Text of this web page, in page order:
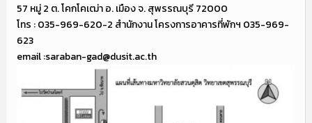
57 หมู่ 2 ต. โคกโคเฒ่า อ. เมือง จ. สุพรรณบุรี 72000
โทร : 035-969-620-2 สำนักงาน โครงการอาคารที่พักฯ 035-969-
623
email :saraban-gad@dusit.ac.th